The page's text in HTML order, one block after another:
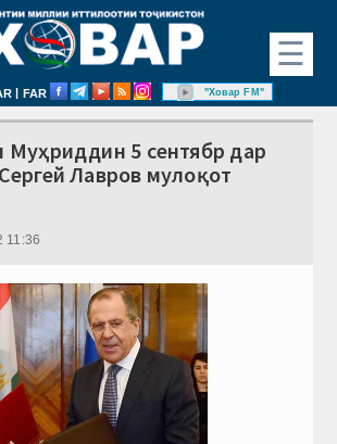
☰
| FAR "Ховар FM"
Муҳриддин 5 сентябр дар
Лавров мулоқот
11:36